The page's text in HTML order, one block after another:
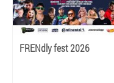
FRENdly fest 2026